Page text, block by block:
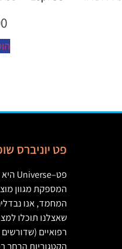
פט יוניברס
פט–
Universe
המספקת מגוון
המחמד,אנו
שאצלנו תוכלו
רפואיים (
הקטגוריות הרחב